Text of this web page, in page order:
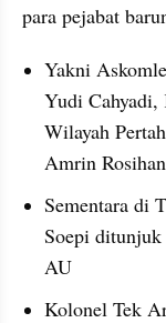
para pejabat
Yakni
Yudi Cahyadi,
Wilayah
Amrin
Sementara di
Soepi
AU
Kolonel Tek